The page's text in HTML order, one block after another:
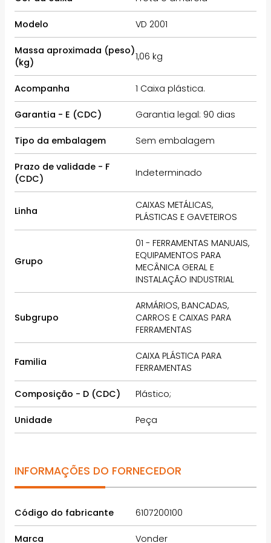
Modelo VD 2001
Massa aproximada (peso)
(kg)
1,06 kg
Acompanha 1 Caixa plástica.
Garantia - E (CDC) Garantia legal: 90 dias
Tipo da embalagem Sem embalagem
Prazo de validade - F
(CDC)
Indeterminado
Linha
CAIXAS METÁLICAS,
PLÁSTICAS E GAVETEIROS
Grupo
01 - FERRAMENTAS MANUAIS,
EQUIPAMENTOS PARA
MECÂNICA GERAL E
INSTALAÇÃO INDUSTRIAL
Subgrupo
ARMÁRIOS, BANCADAS,
CARROS E CAIXAS PARA
FERRAMENTAS
Familia
CAIXA PLÁSTICA PARA
FERRAMENTAS
Composição - D (CDC) Plástico;
Unidade Peça
INFORMAÇÕES DO FORNECEDOR
Código do fabricante 6107200100
Marca Vonder